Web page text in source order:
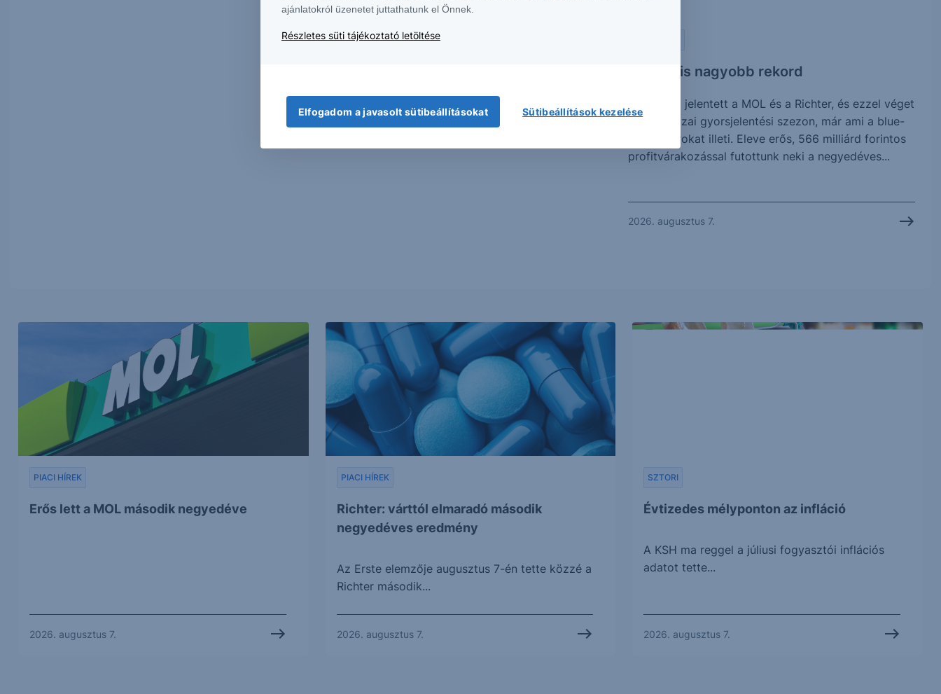
Vártnál is nagyobb rekord
Ma reggel jelentett a MOL és a Richter, és ezzel véget
is ért a hazai gyorsjelentési szezon, már ami a blue-
chip papírokat illeti. Eleve erős, 566 milliárd forintos
profitvárakozással futottunk neki a negyedéves...
2026. augusztus 7.
Erős lett a MOL második negyedéve
PIACI HÍREK
2026. augusztus 7.
Richter: várttól elmaradó második
negyedéves eredmény
PIACI HÍREK
Az Erste elemzője augusztus 7-én tette közzé a
Richter második...
2026. augusztus 7.
Évtizedes mélyponton az infláció
SZTORI
A KSH ma reggel a júliusi fogyasztói inflációs
adatot tette...
2026. augusztus 7.
ajánlatokról üzenetet juttathatunk el Önnek.
Részletes süti tájékoztató letöltése
Elfogadom a javasolt sütibeállításokat Sütibeállítások kezelése